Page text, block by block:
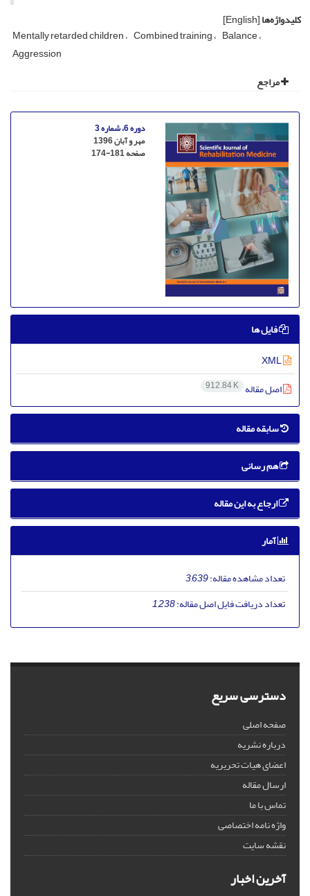
کلیدواژه‌ها[English]
Mentally retarded children Combined training Balance
Aggression
مراجع
دوره 6، شماره 3
مهر و آبان 1396
صفحه174-181
فایل ها
اصل مقاله 912.84 K
سابقه مقاله
هم رسانی
ارجاع به این مقاله
آمار
تعداد مشاهده مقاله:3,639
تعداد دریافت فایل اصل مقاله:1,238
دسترسی سریع
صفحه اصلی
درباره نشریه
اعضای هیات تحریریه
ارسال مقاله
تماس با ما
واژه نامه اختصاصی
نقشه سایت
آخرین اخبار